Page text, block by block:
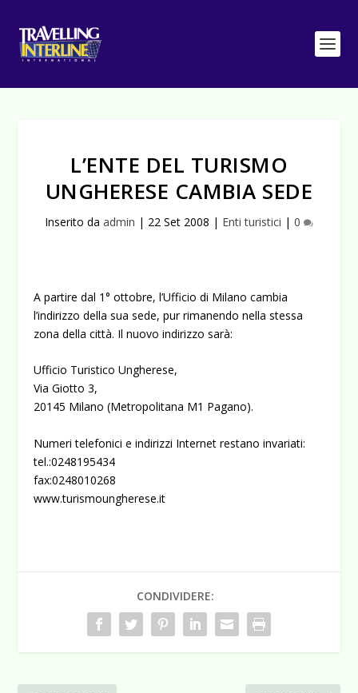
L’ENTE DEL TURISMO
UNGHERESE CAMBIA SEDE
Inserito da admin | 22 Set 2008 | Enti turistici | 0
A partire dal 1° ottobre, l’Ufficio di Milano cambia
l’indirizzo della sua sede, pur rimanendo nella stessa
zona della città. Il nuovo indirizzo sarà:
Ufficio Turistico Ungherese,
Via Giotto 3,
20145 Milano (Metropolitana M1 Pagano).
Numeri telefonici e indirizzi Internet restano invariati:
tel.:0248195434
fax:0248010268
www.turismoungherese.it
CONDIVIDERE: